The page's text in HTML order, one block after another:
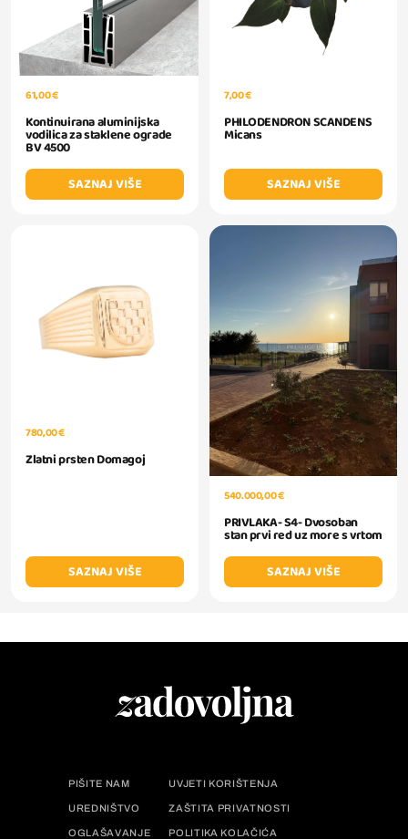
61,00 €
Kontinuirana aluminijska
vodilica za staklene ograde
BV 4500
SAZNAJ VIŠE
7,00 €
PHILODENDRON SCANDENS
Micans
SAZNAJ VIŠE
780,00 €
Zlatni prsten Domagoj
SAZNAJ VIŠE
540.000,00 €
PRIVLAKA- S4- Dvosoban
stan prvi red uz more s vrtom
SAZNAJ VIŠE
PIŠITE NAM UVJETI KORIŠTENJA
UREDNIŠTVO ZAŠTITA PRIVATNOSTI
OGLAŠAVANJE POLITIKA KOLAČIĆA